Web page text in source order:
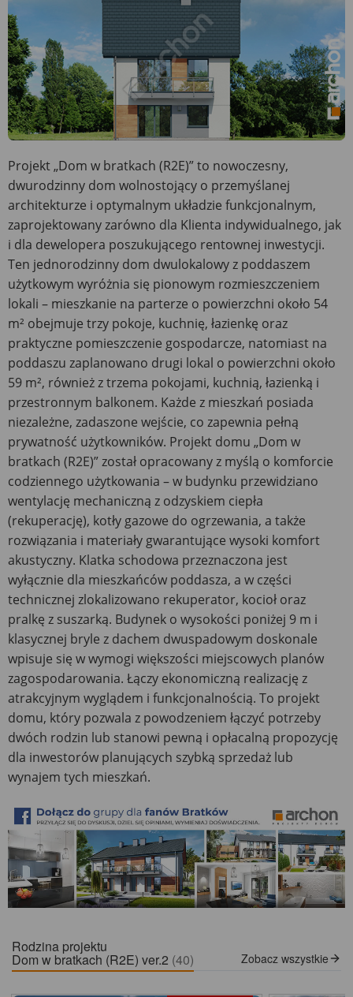
Projekt „Dom w bratkach (R2E)” to nowoczesny,
dwurodzinny dom wolnostojący o przemyślanej
architekturze i optymalnym układzie funkcjonalnym,
zaprojektowany zarówno dla Klienta indywidualnego, jak
i dla dewelopera poszukującego rentownej inwestycji.
Ten jednorodzinny dom dwulokalowy z poddaszem
użytkowym wyróżnia się pionowym rozmieszczeniem
lokali – mieszkanie na parterze o powierzchni około 54
m² obejmuje trzy pokoje, kuchnię, łazienkę oraz
praktyczne pomieszczenie gospodarcze, natomiast na
poddaszu zaplanowano drugi lokal o powierzchni około
59 m², również z trzema pokojami, kuchnią, łazienką i
przestronnym balkonem. Każde z mieszkań posiada
niezależne, zadaszone wejście, co zapewnia pełną
prywatność użytkowników. Projekt domu „Dom w
bratkach (R2E)” został opracowany z myślą o komforcie
codziennego użytkowania – w budynku przewidziano
wentylację mechaniczną z odzyskiem ciepła
(rekuperację), kotły gazowe do ogrzewania, a także
rozwiązania i materiały gwarantujące wysoki komfort
akustyczny. Klatka schodowa przeznaczona jest
wyłącznie dla mieszkańców poddasza, a w części
technicznej zlokalizowano rekuperator, kocioł oraz
pralkę z suszarką. Budynek o wysokości poniżej 9 m i
klasycznej bryle z dachem dwuspadowym doskonale
wpisuje się w wymogi większości miejscowych planów
zagospodarowania. Łączy ekonomiczną realizację z
atrakcyjnym wyglądem i funkcjonalnością. To projekt
domu, który pozwala z powodzeniem łączyć potrzeby
dwóch rodzin lub stanowi pewną i opłacalną propozycję
dla inwestorów planujących szybką sprzedaż lub
wynajem tych mieszkań.
Rodzina projektu
Dom w bratkach (R2E) ver.2 (40) Zobacz wszystkie